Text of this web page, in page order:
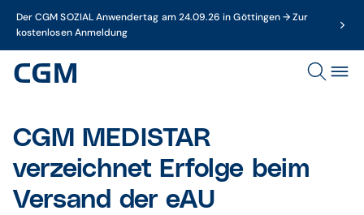
Der CGM SOZIAL Anwendertag am 24.09.26 in Göttingen → Zur
kostenlosen Anmeldung
CGM MEDISTAR
verzeichnet Erfolge beim
Versand der eAU